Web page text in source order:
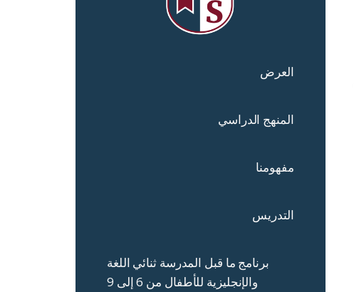
العرض
المنهج الدراسي
مفهومنا
التدريس
برنامج ما قبل المدرسة ثنائي اللغة
والإنجليزية للأطفال من 6 إلى 9